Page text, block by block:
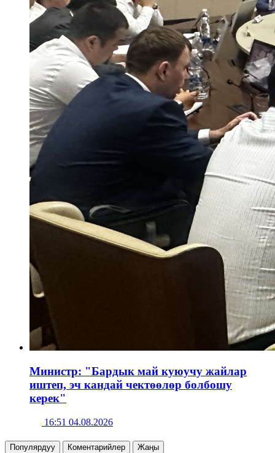
Министр: "Бардык май куюучу жайлар
иштеп, эч кандай чектөөлөр болбошу
керек"
16:51 04.08.2026
Популярдуу Коментарийлер Жаңы